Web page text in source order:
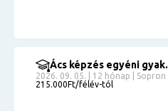
Ács képzés egyéni gyak.
2026. 09. 05. | 12 hónap | Sopron
215.000Ft/félév-tól